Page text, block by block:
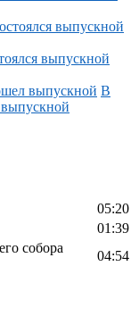
выпускной
В
05:20
01:39
собора
04:54